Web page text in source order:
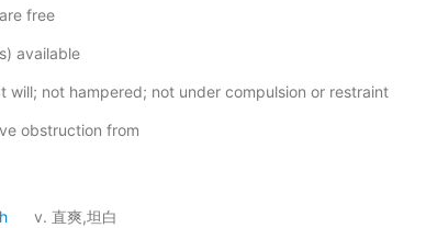
free
available
will; not hampered; not under compulsion or restraint
obstruction from
v. 直爽,坦白